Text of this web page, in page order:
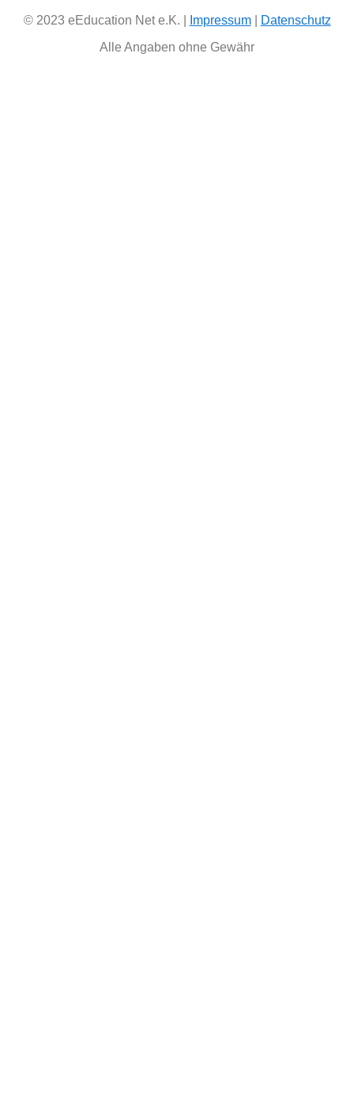
© 2023 eEducation Net e.K. | Impressum|
Datenschutz
Alle Angaben ohne Gewähr